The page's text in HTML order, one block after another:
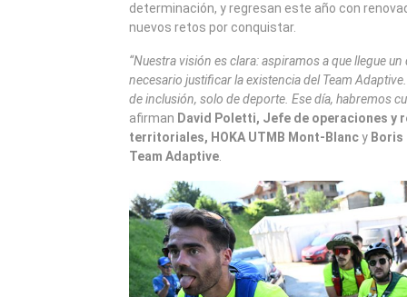
determinación, y regresan este año con
nuevos retos por conquistar.
“Nuestra visión es clara: aspiramos a que llegue un
necesario justificar la existencia del Team
de inclusión, solo de deporte. Ese día, habremos
afirman David Poletti, Jefe de operaciones y
territoriales, HOKA UTMB Mont-Blancy
Team Adaptive